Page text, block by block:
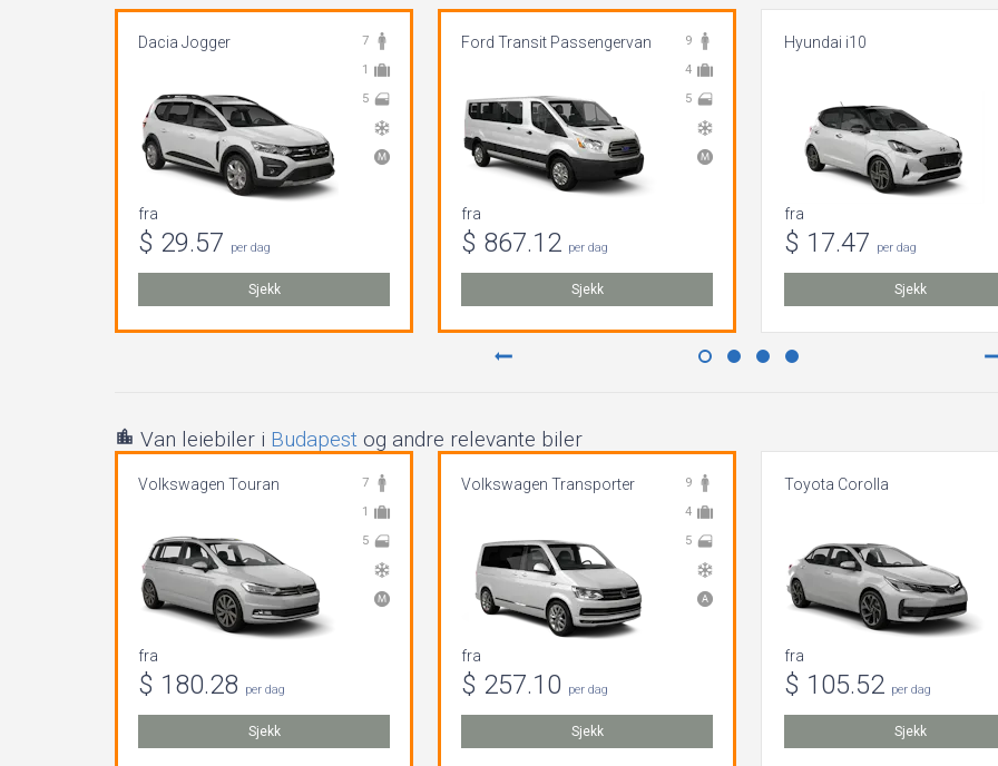
7
1
5
Dacia Jogger
fra
$ 29.57 per dag
Sjekk
9
4
5
Ford Transit Passengervan
fra
$ 867.12 per dag
Sjekk
Hyundai i10
fra
$ 17.47 per dag
Sjekk
Van leiebiler i Budapest og andre relevante biler
7
1
5
Volkswagen Touran
fra
$ 180.28 per dag
Sjekk
9
4
5
Volkswagen Transporter
fra
$ 257.10 per dag
Sjekk
Toyota Corolla
fra
$ 105.52 per dag
Sjekk